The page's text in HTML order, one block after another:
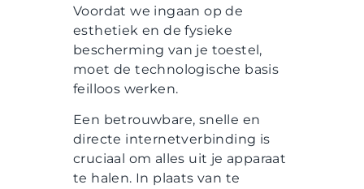
Voordat we ingaan op de
esthetiek en de fysieke
bescherming van je toestel,
moet de technologische basis
feilloos werken.
Een betrouwbare, snelle en
directe internetverbinding is
cruciaal om alles uit je apparaat
te halen. In plaats van te